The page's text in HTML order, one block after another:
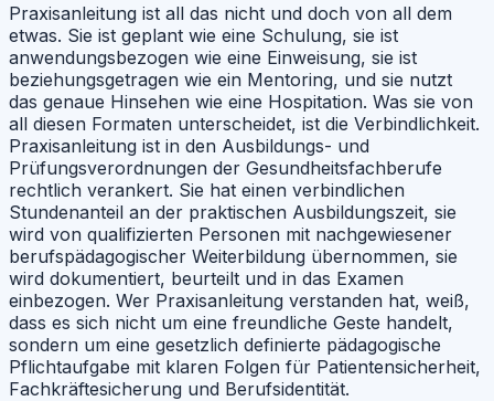
Praxisanleitung ist all das nicht und doch von all dem
etwas. Sie ist geplant wie eine Schulung, sie ist
anwendungsbezogen wie eine Einweisung, sie ist
beziehungsgetragen wie ein Mentoring, und sie nutzt
das genaue Hinsehen wie eine Hospitation. Was sie von
all diesen Formaten unterscheidet, ist die Verbindlichkeit.
Praxisanleitung ist in den Ausbildungs- und
Prüfungsverordnungen der Gesundheitsfachberufe
rechtlich verankert. Sie hat einen verbindlichen
Stundenanteil an der praktischen Ausbildungszeit, sie
wird von qualifizierten Personen mit nachgewiesener
berufspädagogischer Weiterbildung übernommen, sie
wird dokumentiert, beurteilt und in das Examen
einbezogen. Wer Praxisanleitung verstanden hat, weiß,
dass es sich nicht um eine freundliche Geste handelt,
sondern um eine gesetzlich definierte pädagogische
Pflichtaufgabe mit klaren Folgen für Patientensicherheit,
Fachkräftesicherung und Berufsidentität.